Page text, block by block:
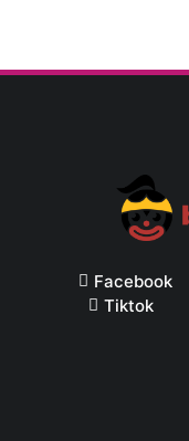
Facebook
Tiktok